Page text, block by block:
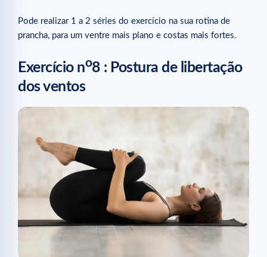
Pode realizar 1 a 2 séries do exercício na sua rotina de
prancha, para um ventre mais plano e costas mais fortes.
Exercício no8 : Postura de libertação
dos ventos